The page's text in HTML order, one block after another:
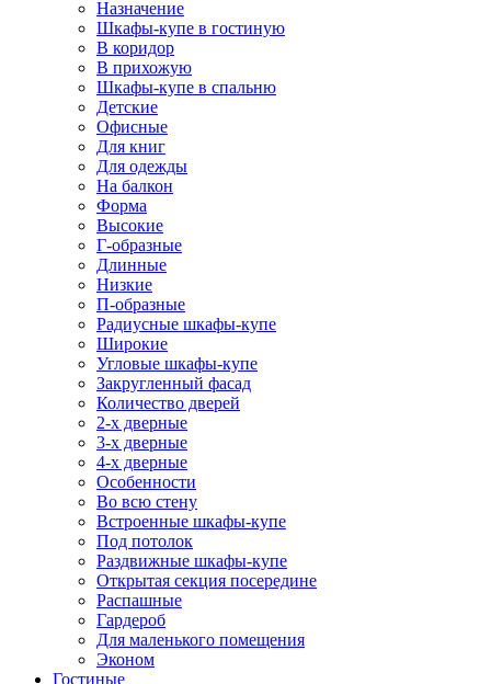
Назначение
Шкафы-купе в гостиную
В коридор
В прихожую
Шкафы-купе в спальню
Детские
Офисные
Для книг
Для одежды
На балкон
Форма
Высокие
Г-образные
Длинные
Низкие
П-образные
Радиусные шкафы-купе
Широкие
Угловые шкафы-купе
Закругленный фасад
Количество дверей
2-х дверные
3-х дверные
4-х дверные
Особенности
Во всю стену
Встроенные шкафы-купе
Под потолок
Раздвижные шкафы-купе
Открытая секция посередине
Распашные
Гардероб
Для маленького помещения
Эконом
Гостиные